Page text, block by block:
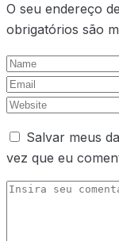
O seu endereço
obrigatórios são
Salvar meus
vez que eu